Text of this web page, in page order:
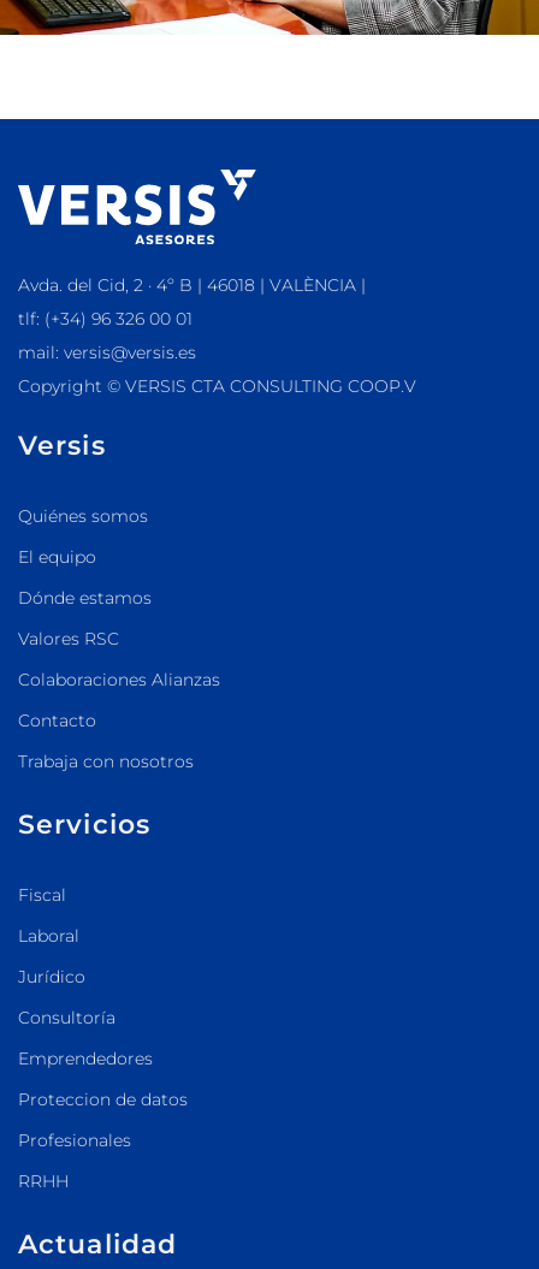
Avda. del Cid, 2 · 4º B | 46018 | VALÈNCIA |
tlf: (+34) 96 326 00 01
mail: versis@versis.es
Copyright © VERSIS CTA CONSULTING COOP.V
Versis
Quiénes somos
El equipo
Dónde estamos
Valores RSC
Colaboraciones Alianzas
Contacto
Trabaja con nosotros
Servicios
Fiscal
Laboral
Jurídico
Consultoría
Emprendedores
Proteccion de datos
Profesionales
RRHH
Actualidad